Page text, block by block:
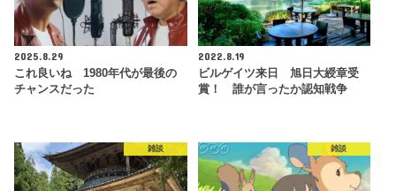
2025.8.29
これ良いね 1980年代が最後の
チャンスだった
2022.8.19
ビルゲイツ来日 旭日大綬章受
賞！ 誰が言ったか認知戦争
雑談 雑談